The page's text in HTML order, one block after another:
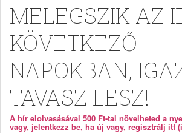
MELEGSZIK AZ
KÖVETKEZŐ
NAPOKBAN,
TAVASZ LESZ!
A hír elolvasásával 500 Ft-tal növelheted a
vagy, jelentkezz be, ha új vagy, regisztrálj itt